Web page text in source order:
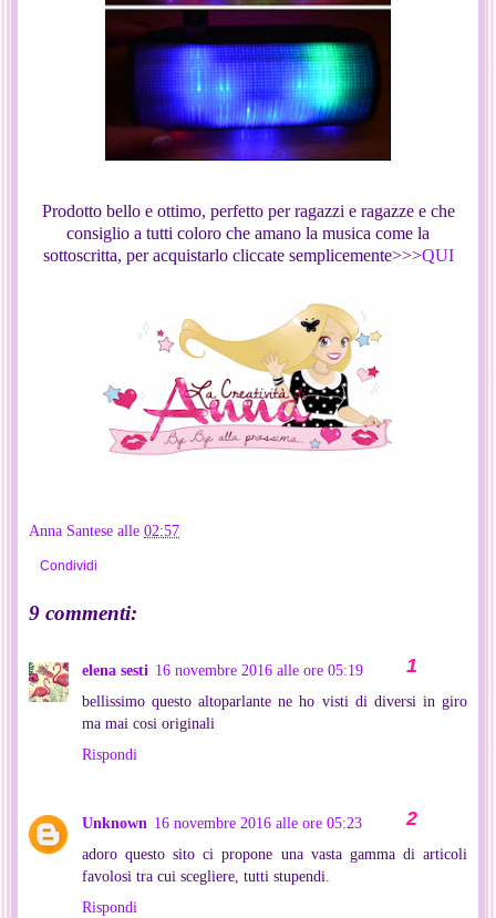
Prodotto bello e ottimo, perfetto per ragazzi e ragazze e che
consiglio a tutti coloro che amano la musica come la
sottoscritta, per acquistarlo cliccate semplicemente>>>QUI
Anna Santese alle 02:57
Condividi
9 commenti:
elena sesti 16 novembre 2016 alle ore 05:19
bellissimo questo altoparlante ne ho visti di diversi in giro
ma mai cosi originali
Rispondi
Unknown 16 novembre 2016 alle ore 05:23
adoro questo sito ci propone una vasta gamma di articoli
favolosi tra cui scegliere, tutti stupendi.
Rispondi